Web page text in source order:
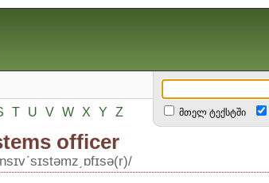
T U V W X Y Z მთელ ტექსტში
officer